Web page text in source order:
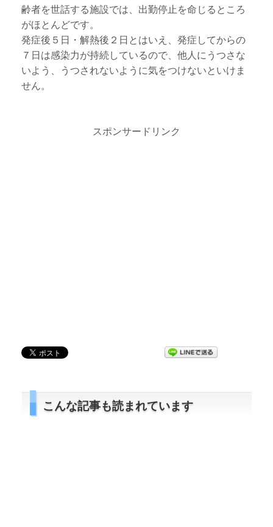
齢者を世話する施設では、出勤停止を命じるところ
がほとんどです。
発症後５日・解熱後２日とはいえ、発症してからの
７日は感染力が持続しているので、他人にうつさな
いよう、うつされないように気をつけないといけま
せん。
スポンサードリンク
こんな記事も読まれています